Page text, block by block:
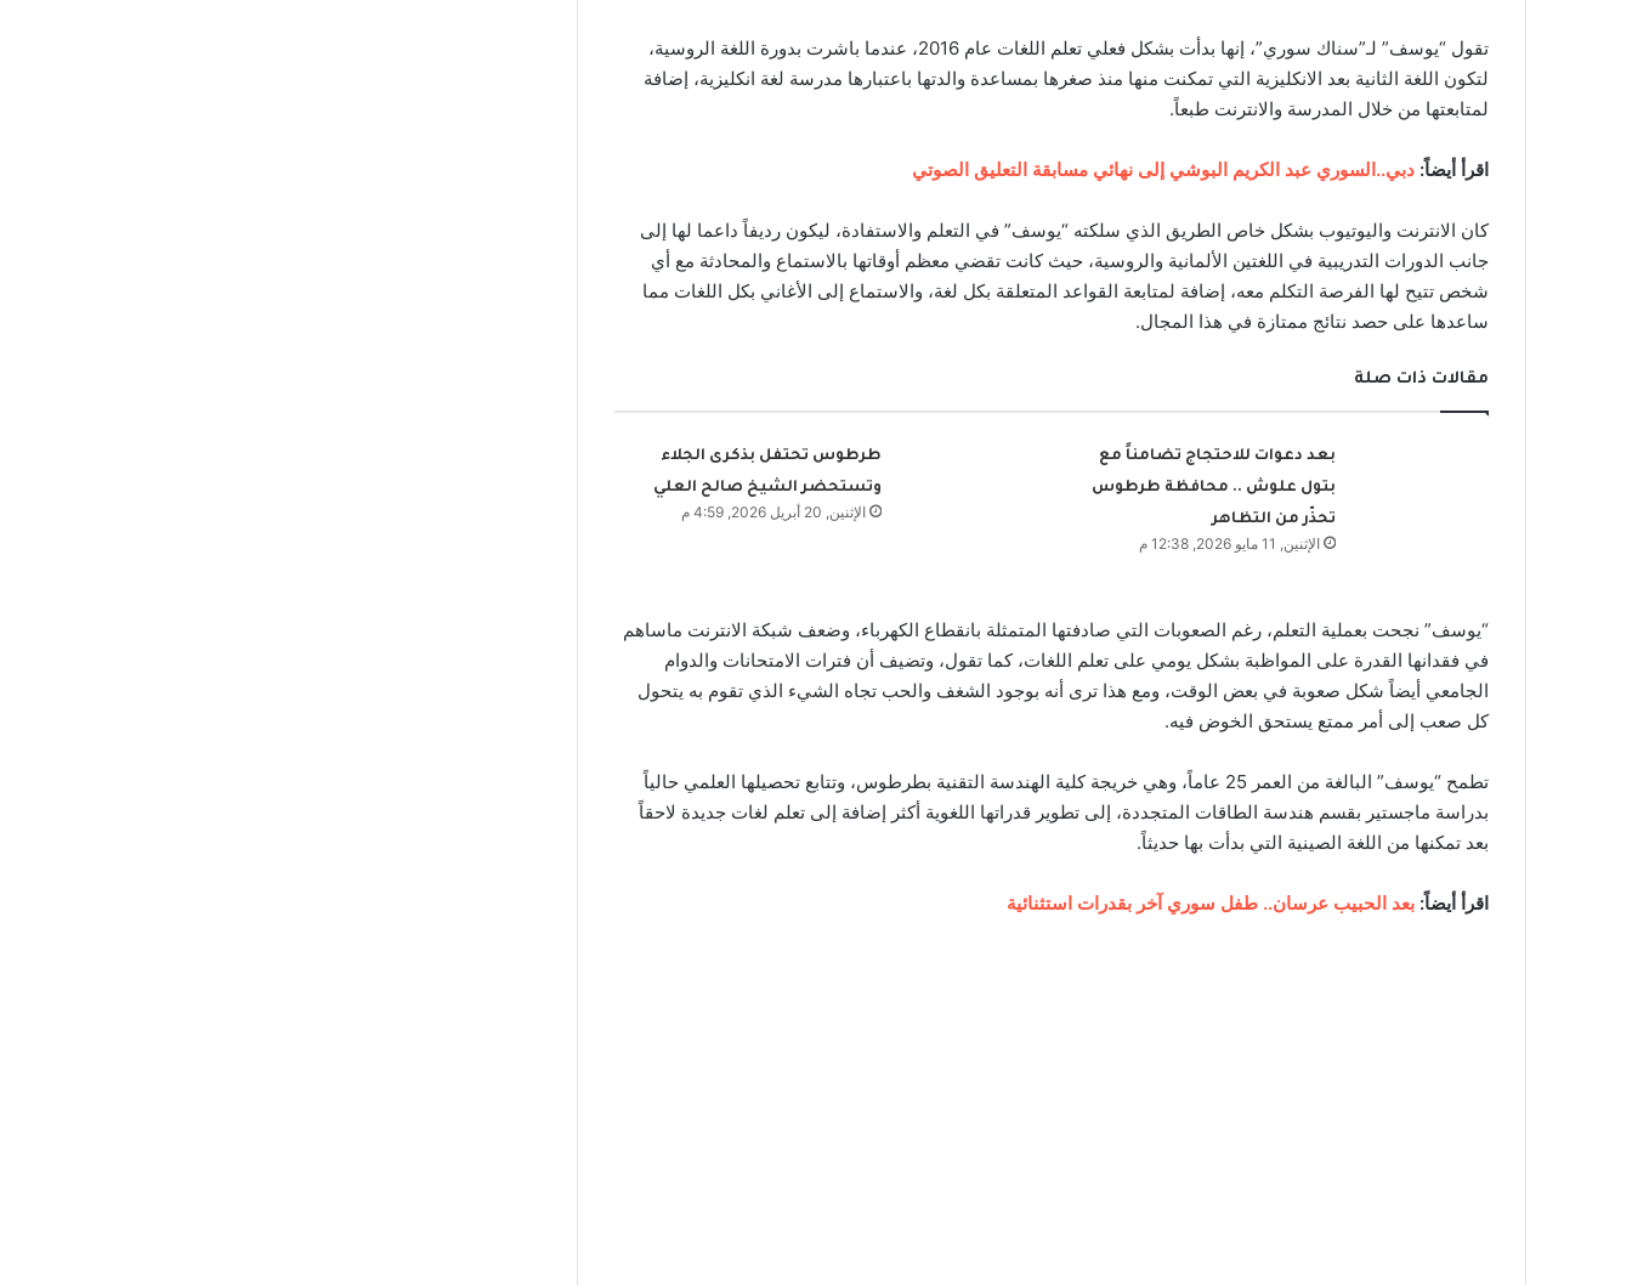
تقول “يوسف” لـ”سناك سوري”، إنها بدأت بشكل فعلي تعلم اللغات عام 2016، عندما باشرت بدورة اللغة الروسية،
لتكون اللغة الثانية بعد الانكليزية التي تمكنت منها منذ صغرها بمساعدة والدتها باعتبارها مدرسة لغة انكليزية، إضافة
لمتابعتها من خلال المدرسة والانترنت طبعاً.
اقرأ أيضاً: دبي..السوري عبد الكريم البوشي إلى نهائي مسابقة التعليق الصوتي
كان الانترنت واليوتيوب بشكل خاص الطريق الذي سلكته “يوسف” في التعلم والاستفادة، ليكون رديفاً داعما لها إلى
جانب الدورات التدريبية في اللغتين الألمانية والروسية، حيث كانت تقضي معظم أوقاتها بالاستماع والمحادثة مع أي
شخص تتيح لها الفرصة التكلم معه، إضافة لمتابعة القواعد المتعلقة بكل لغة، والاستماع إلى الأغاني بكل اللغات مما
ساعدها على حصد نتائج ممتازة في هذا المجال.
مقالات ذات صلة
بعد دعوات للاحتجاج تضامناً مع
بتول علوش .. محافظة طرطوس
تحذّر من التظاهر
الإثنين, 11 مايو 2026, 12:38 م
طرطوس تحتفل بذكرى الجلاء
وتستحضر الشيخ صالح العلي
الإثنين, 20 أبريل 2026, 4:59 م
“يوسف” نجحت بعملية التعلم، رغم الصعوبات التي صادفتها المتمثلة بانقطاع الكهرباء، وضعف شبكة الانترنت ماساهم
في فقدانها القدرة على المواظبة بشكل يومي على تعلم اللغات، كما تقول، وتضيف أن فترات الامتحانات والدوام
الجامعي أيضاً شكل صعوبة في بعض الوقت، ومع هذا ترى أنه بوجود الشغف والحب تجاه الشيء الذي تقوم به يتحول
كل صعب إلى أمر ممتع يستحق الخوض فيه.
تطمح “يوسف” البالغة من العمر 25 عاماً، وهي خريجة كلية الهندسة التقنية بطرطوس، وتتابع تحصيلها العلمي حالياً
بدراسة ماجستير بقسم هندسة الطاقات المتجددة، إلى تطوير قدراتها اللغوية أكثر إضافة إلى تعلم لغات جديدة لاحقاً
بعد تمكنها من اللغة الصينية التي بدأت بها حديثاً.
اقرأ أيضاً: بعد الحبيب عرسان.. طفل سوري آخر بقدرات استثنائية